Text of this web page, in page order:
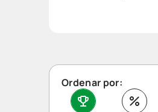
Ordenar por: